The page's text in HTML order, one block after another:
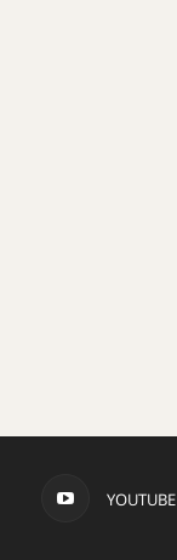
YOUTUBE